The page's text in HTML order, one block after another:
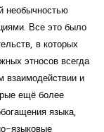
необычностью
Все это было
в которых
этносов всегда
взаимодействии и
ещё более
языка,
языковые